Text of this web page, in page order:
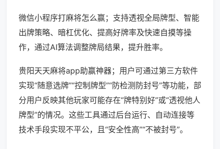
微信小程序打麻将怎么赢；支持透视全局牌型、智能
出牌策略、暗杠优化、提高好牌率及快速自摸等操
作，通过AI算法调整牌局结果，提升胜率。
贵阳天天麻将app助赢神器；用户可通过第三方软件
实现“随意选牌”“控制牌型”“防检测防封号”等功能，部
分用户反映其他玩家可能存在“牌特别好”或“透视他人
牌型”的情况。这些工具通过后台运行、自动连接等
技术手段实现不平公，且“安全性高”“不被封号”。